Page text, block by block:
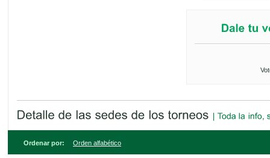
Ordenar por: Orden alfabético